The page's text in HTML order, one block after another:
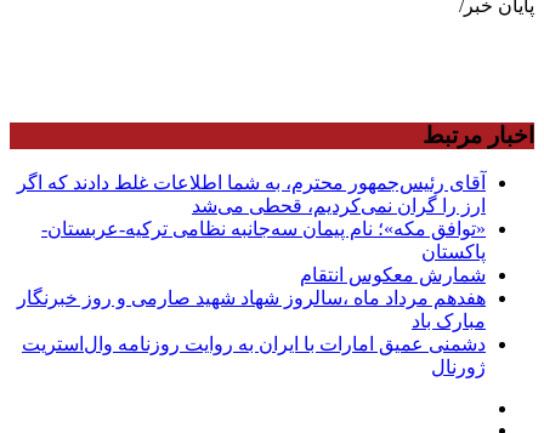
پایان خبر/
اخبار مرتبط
آقای رئیس‌جمهور محترم، به شما اطلاعات غلط دادند که اگر
ارز را گران نمی‌کردیم، قحطی می‌شد
«توافق مکه»؛ نام پیمان سه‌جانبه نظامی ترکیه-عربستان-
پاکستان
شمارش معکوس انتقام
هفدهم مرداد ماه ،سالروز شهاد شهید صارمی و روز خبرنگار
مبارک باد
دشمنی عمیق امارات با ایران به روایت روزنامه وال‌استریت
ژورنال